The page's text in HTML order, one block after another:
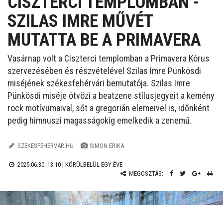
SZILAS IMRE MŰVÉT
MUTATTA BE A PRIMAVERA
Vasárnap volt a Ciszterci templomban a Primavera Kórus
szervezésében és részvételével Szilas Imre Pünkösdi
miséjének székesfehérvári bemutatója. Szilas Imre
Pünkösdi miséje ötvözi a beatzene stílusjegyeit a kemény
rock motívumaival, sőt a gregorián elemeivel is, időnként
pedig himnuszi magasságokig emelkedik a zenemű.
SZEKESFEHERVAR.HU SIMON ERIKA
2025.06.30. 13:10 | KÖRÜLBELÜL EGY ÉVE
MEGOSZTÁS: